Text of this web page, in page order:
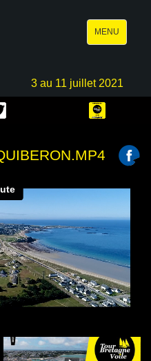
Toggle
navigation
MENU
3 au 11 juillet 2021